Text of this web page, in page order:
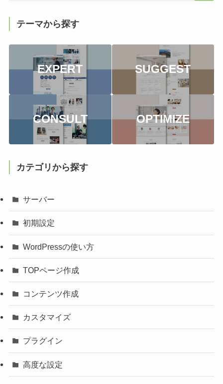
テーマから探す
EXPERT SUGGEST
CONSULT OPTIMIZE
カテゴリから探す
サーバー
初期設定
WordPressの使い方
TOPページ作成
コンテンツ作成
カスタマイズ
プラグイン
高度な設定